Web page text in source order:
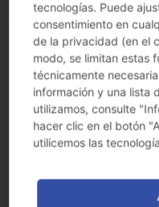
Características y
Solución de
uso y clip metálico
Alternativa a otras
coste
Reduce el tiempo de
tecnologías. Puede
consentimiento en
de la privacidad (en el
modo, se limitan estas
técnicamente
información y una lista
utilizamos, consulte
hacer clic en el botón
utilicemos las